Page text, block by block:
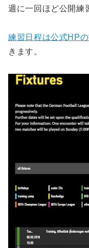
週に一回ほど公開練
練習日程は公式HPの
きます。